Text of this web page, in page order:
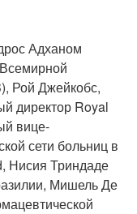
Адханом
Рой Джейкобс,
директор Royal
вице-
сети больниц в
Нисия Триндаде
Мишель Де